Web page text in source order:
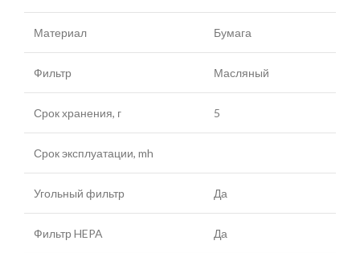
Материал Бумага
Фильтр Масляный
Срок хранения, г 5
Срок эксплуатации, mh
Угольный фильтр Да
Фильтр HEPA Да